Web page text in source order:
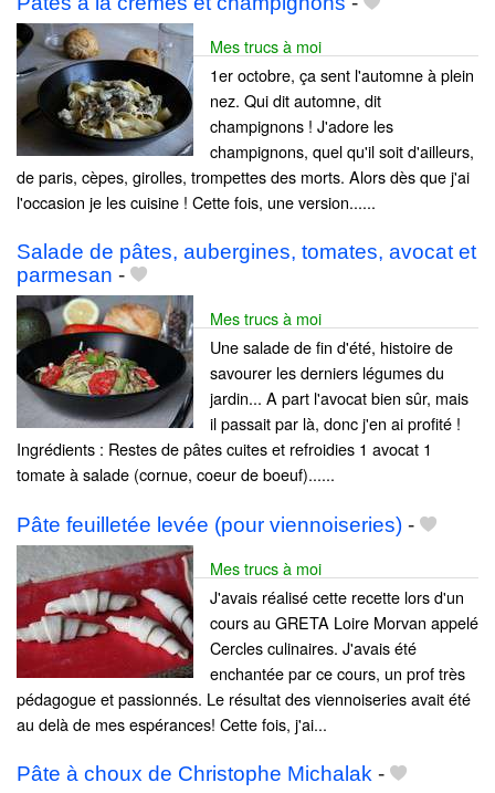
Mes trucs à moi
1er octobre, ça sent l'automne à plein
nez. Qui dit automne, dit
champignons ! J'adore les
champignons, quel qu'il soit d'ailleurs,
de paris, cèpes, girolles, trompettes des morts. Alors dès que j'ai
l'occasion je les cuisine ! Cette fois, une version......
Salade de pâtes, aubergines, tomates, avocat et
parmesan -
Mes trucs à moi
Une salade de fin d'été, histoire de
savourer les derniers légumes du
jardin... A part l'avocat bien sûr, mais
il passait par là, donc j'en ai profité !
Ingrédients : Restes de pâtes cuites et refroidies 1 avocat 1
tomate à salade (cornue, coeur de boeuf)......
Pâte feuilletée levée (pour viennoiseries) -
Mes trucs à moi
J'avais réalisé cette recette lors d'un
cours au GRETA Loire Morvan appelé
Cercles culinaires. J'avais été
enchantée par ce cours, un prof très
pédagogue et passionnés. Le résultat des viennoiseries avait été
au delà de mes espérances! Cette fois, j'ai...
Pâte à choux de Christophe Michalak -